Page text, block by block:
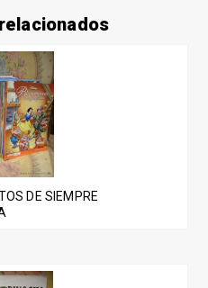
DE SIEMPRE